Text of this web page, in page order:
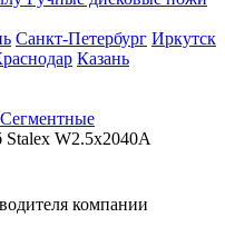
Санкт-Петербург Иркутск
Казань
Сегментные
W2.5x2040A
компании